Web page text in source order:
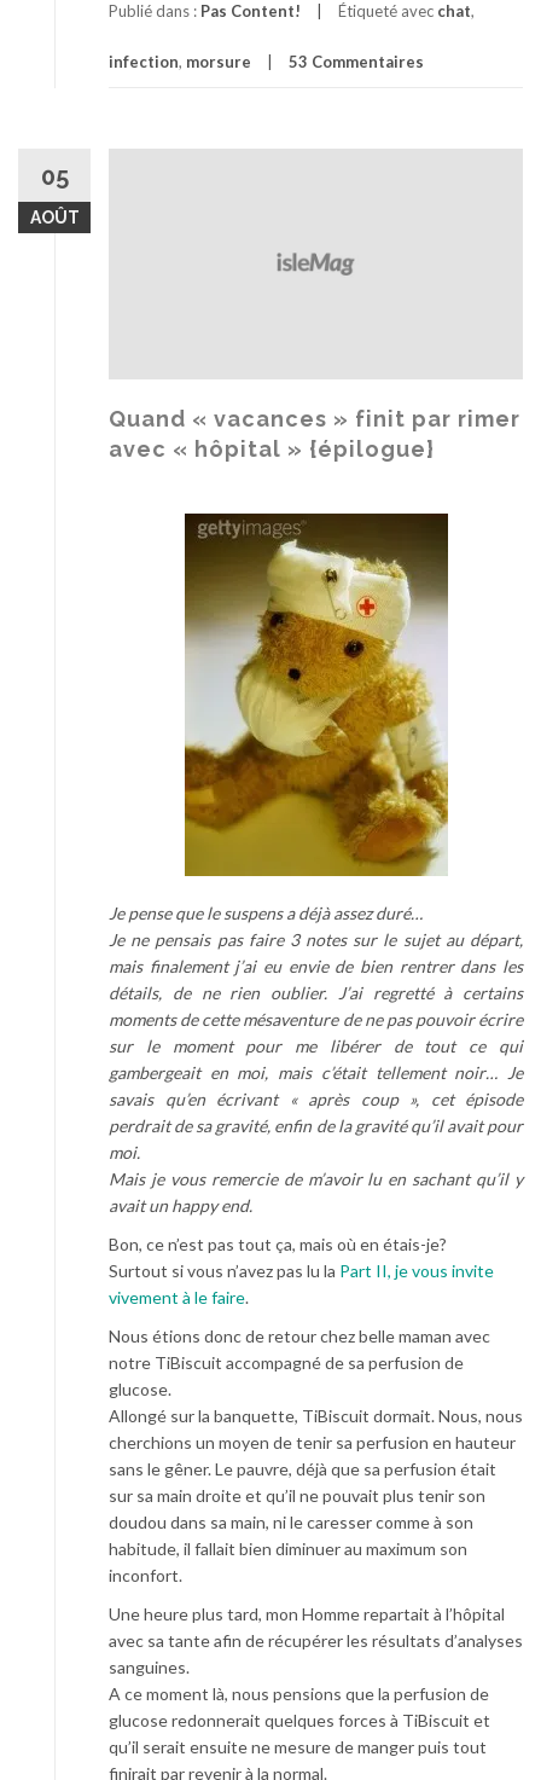
p
u
e
K
!
Publié dans : Pas Content! Étiqueté avec chat,
infection, morsure 53 Commentaires
05
AOÛT
Quand « vacances » finit par rimer
avec « hôpital » {épilogue}
Je pense que le suspens a déjà assez duré…
Je ne pensais pas faire 3 notes sur le sujet au départ,
mais finalement j’ai eu envie de bien rentrer dans les
détails, de ne rien oublier. J’ai regretté à certains
moments de cette mésaventure de ne pas pouvoir écrire
sur le moment pour me libérer de tout ce qui
gambergeait en moi, mais c’était tellement noir… Je
savais qu’en écrivant « après coup », cet épisode
perdrait de sa gravité, enfin de la gravité qu’il avait pour
moi.
Mais je vous remercie de m’avoir lu en sachant qu’il y
avait un happy end.
Bon, ce n’est pas tout ça, mais où en étais-je?
Surtout si vous n’avez pas lu la Part II, je vous invite
vivement à le faire.
Nous étions donc de retour chez belle maman avec
notre TiBiscuit accompagné de sa perfusion de
glucose.
Allongé sur la banquette, TiBiscuit dormait. Nous, nous
cherchions un moyen de tenir sa perfusion en hauteur
sans le gêner. Le pauvre, déjà que sa perfusion était
sur sa main droite et qu’il ne pouvait plus tenir son
doudou dans sa main, ni le caresser comme à son
habitude, il fallait bien diminuer au maximum son
inconfort.
Une heure plus tard, mon Homme repartait à l’hôpital
avec sa tante afin de récupérer les résultats d’analyses
sanguines.
A ce moment là, nous pensions que la perfusion de
glucose redonnerait quelques forces à TiBiscuit et
qu’il serait ensuite ne mesure de manger puis tout
finirait par revenir à la normal.